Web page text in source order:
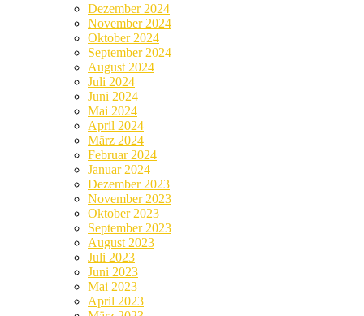
Dezember 2024
November 2024
Oktober 2024
September 2024
August 2024
Juli 2024
Juni 2024
Mai 2024
April 2024
März 2024
Februar 2024
Januar 2024
Dezember 2023
November 2023
Oktober 2023
September 2023
August 2023
Juli 2023
Juni 2023
Mai 2023
April 2023